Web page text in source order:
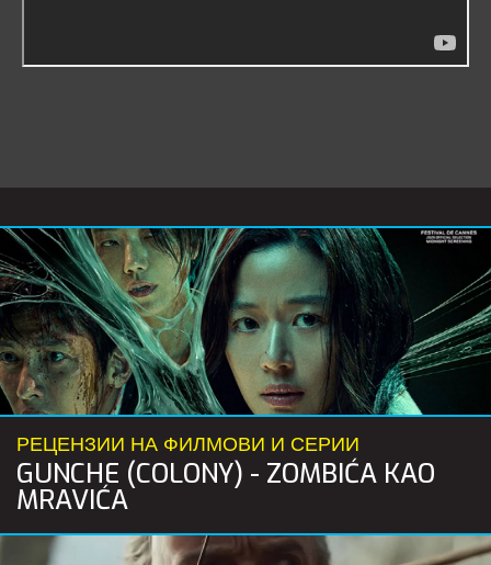
РЕЦЕНЗИИ НА ФИЛМОВИ И СЕРИИ
GUNCHE (COLONY) - ZOMBIĆA KAO
MRAVIĆA